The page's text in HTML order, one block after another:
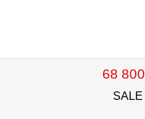
68
SALE